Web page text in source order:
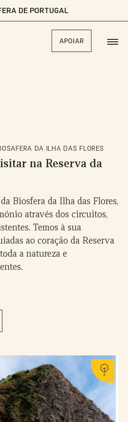
DE PORTUGAL
APOIAR
DA ILHA DAS FLORES
na Reserva da
Biosfera da Ilha das Flores,
através dos circuitos,
Temos à sua
ao coração da Reserva
a natureza e